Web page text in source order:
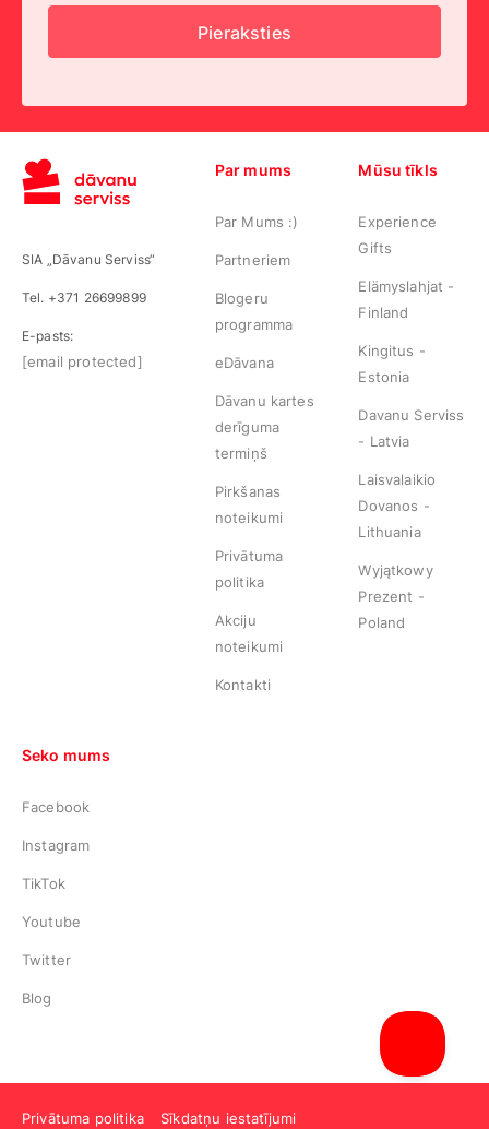
Pieraksties
SIA „Dāvanu Serviss“
Tel. +371 26699899
E-pasts:
[email protected]
Par mums
Par Mums :)
Partneriem
Blogeru
programma
eDāvana
Dāvanu kartes
derīguma
termiņš
Pirkšanas
noteikumi
Privātuma
politika
Akciju
noteikumi
Kontakti
Mūsu tīkls
Experience
Gifts
Elämyslahjat -
Finland
Kingitus -
Estonia
Davanu Serviss
- Latvia
Laisvalaikio
Dovanos -
Lithuania
Wyjątkowy
Prezent -
Poland
Seko mums
Facebook
Instagram
TikTok
Youtube
Twitter
Blog
Privātuma politika Sīkdatņu iestatījumi